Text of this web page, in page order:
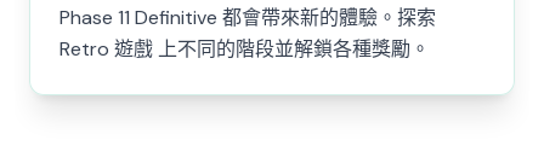
Phase 11 Definitive 都會帶來新的體驗。探索
Retro 遊戲 上不同的階段並解鎖各種獎勵。